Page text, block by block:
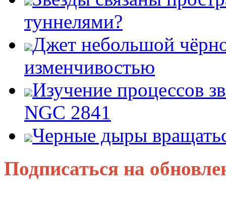
туннелями?
Джет небольшой
изменчивостью
Изучение процессов
NGC 2841
Черные дыры
Подписаться на